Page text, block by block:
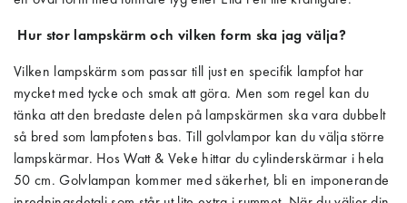
Hur stor lampskärm och vilken form ska jag välja?
Vilken lampskärm som passar till just en specifik lampfot har
mycket med tycke och smak att göra. Men som regel kan du
tänka att den bredaste delen på lampskärmen ska vara dubbelt
så bred som lampfotens bas. Till golvlampor kan du välja större
lampskärmar. Hos Watt & Veke hittar du cylinderskärmar i hela
50 cm. Golvlampan kommer med säkerhet, bli en imponerande